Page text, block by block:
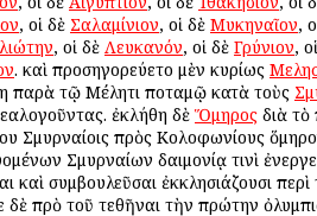
, οἱ δὲ Σαλαμίνιον, οἱ δὲ Μυκηναῖον,
, οἱ δὲ Λευκανόν, οἱ δὲ Γρύνιον,
. καὶ προσηγορεύετο μὲν κυρίως
παρὰ τῷ Μέλητι ποταμῷ κατὰ τοὺς
ἐκλήθη δὲ Ὅμηρος διὰ
Σμυρναίοις πρὸς Κολοφωνίους
Σμυρναίων δαιμονίᾳ τινὶ
καὶ συμβουλεῦσαι ἐκκλησιάζουσι
δὲ πρὸ τοῦ τεθῆναι τὴν πρώτην